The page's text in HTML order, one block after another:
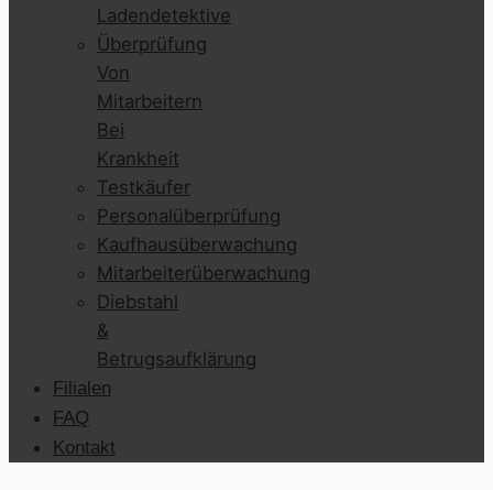
Ladendetektive
Überprüfung
Von
Mitarbeitern
Bei
Krankheit
Testkäufer
Personalüberprüfung
Kaufhausüberwachung
Mitarbeiterüberwachung
Diebstahl
&
Betrugsaufklärung
Filialen
FAQ
Kontakt